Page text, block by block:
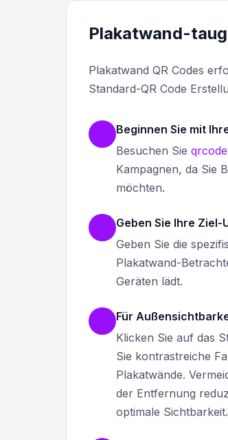
Plakatwand-
Plakatwand QR Codes
Standard-QR Code
Beginnen Sie mit
Besuchen Sie
Kampagnen, da Sie
möchten.
Geben Sie Ihre Ziel-
Geben Sie die
Plakatwand-
Geräten lädt.
Für
Klicken Sie auf das
Sie kontrastreiche
Plakatwände.
der Entfernung
optimale Sichtbarkeit.